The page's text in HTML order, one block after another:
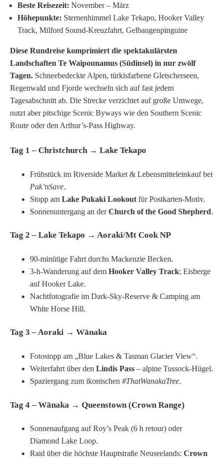
Beste Reisezeit: November – März
Höhepunkte: Sternenhimmel Lake Tekapo, Hooker Valley
Track, Milford Sound-Kreuzfahrt, Gelbaugenpinguine
Diese Rundreise komprimiert die spektakulärsten
Landschaften Te Waipounamus (Südinsel) in nur zwölf
Tagen. Schneebedeckte Alpen, türkisfarbene Gletscherseen,
Regenwald und Fjorde wechseln sich auf fast jedem
Tagesabschnitt ab. Die Strecke verzichtet auf große Umwege,
nutzt aber pitschige Scenic Byways wie den Southern Scenic
Route oder den Arthur’s-Pass Highway.
Tag 1 – Christchurch → Lake Tekapo
Frühstück im Riverside Market & Lebensmitteleinkauf bei
Pak’nSave.
Stopp am Lake Pukaki Lookout für Postkarten-Motiv.
Sonnenuntergang an derChurch of the Good Shepherd.
Tag 2 – Lake Tekapo → Aoraki/Mt Cook NP
90-minütige Fahrt durchs Mackenzie Becken.
3-h-Wanderung auf dem Hooker Valley Track; Eisberge
auf Hooker Lake.
Nachtfotografie im Dark-Sky-Reserve & Camping am
White Horse Hill.
Tag 3 – Aoraki → Wānaka
Fotostopp am „Blue Lakes & Tasman Glacier View“.
Weiterfahrt über den Lindis Pass – alpine Tussock-Hügel.
Spaziergang zum ikonischen #ThatWanakaTree.
Tag 4 – Wānaka → Queenstown (Crown Range)
Sonnenaufgang auf Roy’s Peak (6 h retour) oder
Diamond Lake Loop.
Raid über die höchste Hauptstraße Neuseelands: Crown